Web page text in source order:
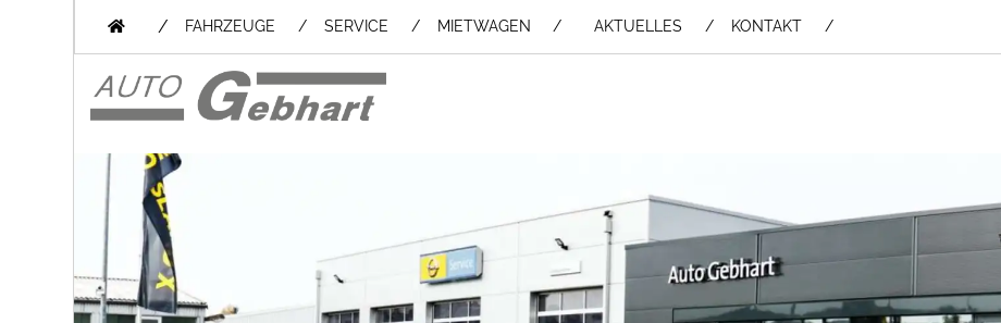
/ FAHRZEUGE SERVICE MIETWAGEN / AKTUELLES KONTAKT